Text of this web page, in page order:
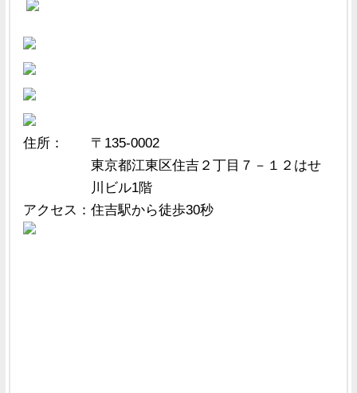
住所：
〒135-0002
東京都江東区住吉２丁目７－１２はせ
川ビル1階
アクセス： 住吉駅から徒歩30秒